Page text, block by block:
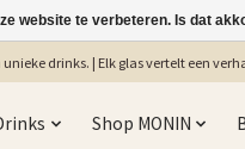
drinks. | Elk glas vertelt een
Shop MONIN
website te verbeteren. Is dat